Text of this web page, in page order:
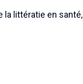
la littératie en santé,